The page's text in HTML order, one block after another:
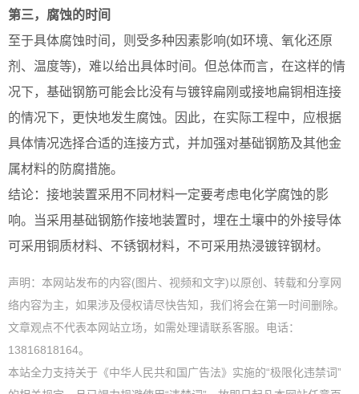
第三，腐蚀的时间
至于具体腐蚀时间，则受多种因素影响(如环境、氧化还原
剂、温度等)，难以给出具体时间。但总体而言，在这样的情
况下，基础钢筋可能会比没有与镀锌扁刚或接地扁铜相连接
的情况下，更快地发生腐蚀。因此，在实际工程中，应根据
具体情况选择合适的连接方式，并加强对基础钢筋及其他金
属材料的防腐措施。
结论：接地装置采用不同材料一定要考虑电化学腐蚀的影
响。当采用基础钢筋作接地装置时，埋在土壤中的外接导体
可采用铜质材料、不锈钢材料，不可采用热浸镀锌钢材。
声明：本网站发布的内容(图片、视频和文字)以原创、转载和分享网
络内容为主，如果涉及侵权请尽快告知，我们将会在第一时间删除。
文章观点不代表本网站立场，如需处理请联系客服。电话：
13816818164。
本站全力支持关于《中华人民共和国广告法》实施的“极限化违禁词”